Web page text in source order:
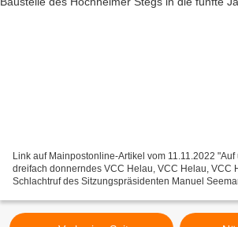
Link auf Mainpostonline-Artikel vom 11.11.2022
dreifach donnerndes VCC Helau, VCC Helau, VCC
Schlachtruf des Sitzungspräsidenten Manuel